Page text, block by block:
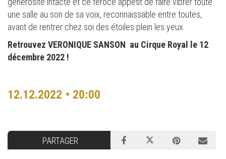
une salle au son de sa voix, reconnaissable entre toutes,
avant de rentrer chez soi des étoiles plein les yeux.
Retrouvez VERONIQUE SANSON au Cirque Royal le 12
décembre 2022 !
12.12.2022 • 20:00
PARTAGER